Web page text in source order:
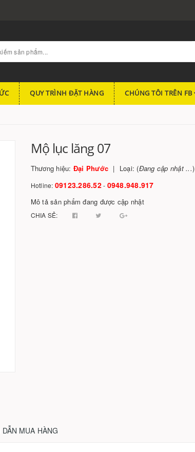
QUY TRÌNH ĐẶT HÀNG CHÚNG TÔI TRÊN FB
Mộ lục lăng 07
Thương hiệu: Đại Phước Loại: (Đang cập nhật ...)
Hotline: 09123.286.52- 0948.948.917
Mô tả sản phẩm đang được cập nhật
CHIA SẺ:
MUA HÀNG